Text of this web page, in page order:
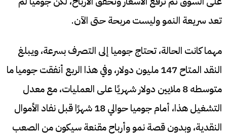
تعد سريعة النمو وليست مربحة حتى الآن.
مهما كانت الحالة، تحتاج جوميا إلى التصرف بسرعة، ويبلغ
النقد المتاح 147 مليون دولار، وفي هذا الربع أنفقت جوميا ما
متوسطه 8 ملايين دولار شهريًا على العمليات، مع معدل
التشغيل هذا، أمام جوميا حوالي 18 شهرًا قبل نفاد الأموال
النقدية، وبدون قصة نمو وأرباح مقنعة سيكون من الصعب